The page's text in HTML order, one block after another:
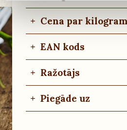
+ Cena par
+ EAN kods
+ Ražotājs
+ Piegāde uz